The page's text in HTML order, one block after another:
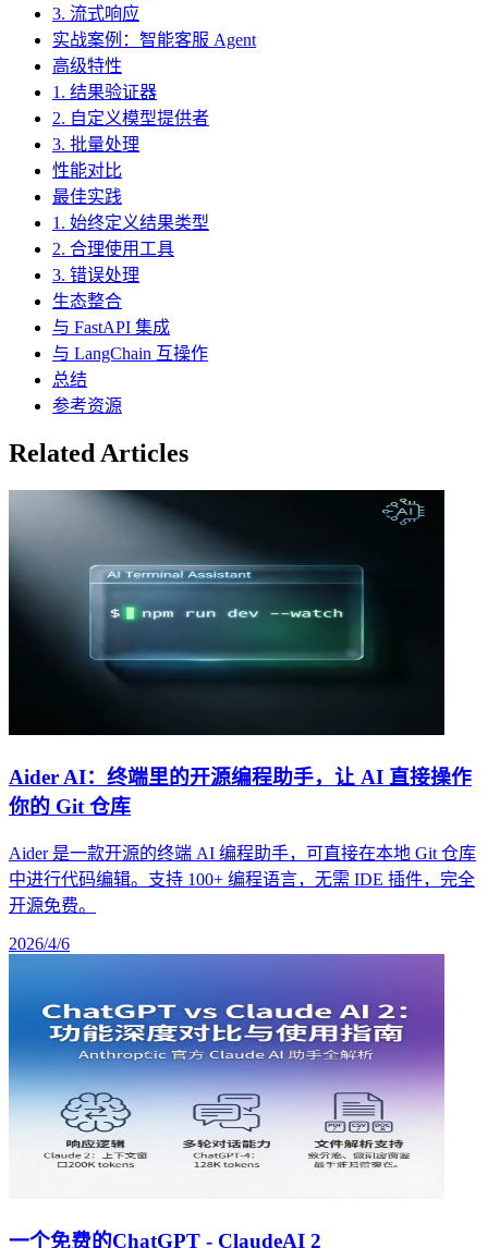
3. 流式响应
实战案例：智能客服 Agent
高级特性
1. 结果验证器
2. 自定义模型提供者
3. 批量处理
性能对比
最佳实践
1. 始终定义结果类型
2. 合理使用工具
3. 错误处理
生态整合
与 FastAPI 集成
与 LangChain 互操作
总结
参考资源
Related Articles
Aider AI：终端里的开源编程助手，让 AI 直接操作
你的 Git 仓库
Aider 是一款开源的终端 AI 编程助手，可直接在本地 Git 仓库
中进行代码编辑。支持 100+ 编程语言，无需 IDE 插件，完全
开源免费。
2026/4/6
一个免费的ChatGPT - ClaudeAI 2